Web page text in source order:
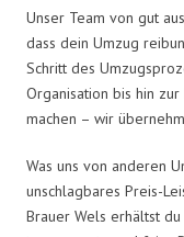
Unser Team von gut
dass dein Umzug
Schritt des
Organisation bis hin
machen – wir
Was uns von anderen
unschlagbares Preis-
Brauer Wels erhältst